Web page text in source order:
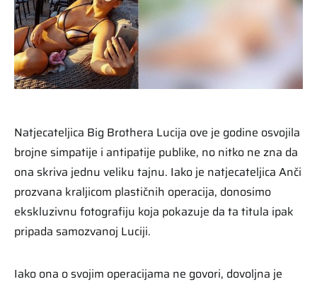
Natjecateljica Big Brothera Lucija ove je godine osvojila
brojne simpatije i antipatije publike, no nitko ne zna da
ona skriva jednu veliku tajnu. Iako je natjecateljica Anči
prozvana kraljicom plastičnih operacija, donosimo
ekskluzivnu fotografiju koja pokazuje da ta titula ipak
pripada samozvanoj Luciji.
Iako ona o svojim operacijama ne govori, dovoljna je